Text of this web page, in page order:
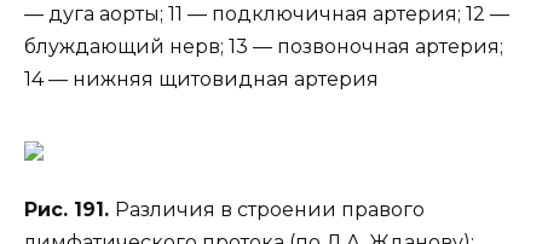
— дуга аорты; 11 — подключичная артерия; 12 —
блуждающий нерв; 13 — позвоночная артерия;
14 — нижняя щитовидная артерия
Рис. 191. Различия в строении правого